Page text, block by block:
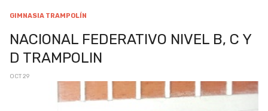
GIMNASIA TRAMPOLÍN
NACIONAL FEDERATIVO NIVEL B, C Y
D TRAMPOLIN
OCT 29